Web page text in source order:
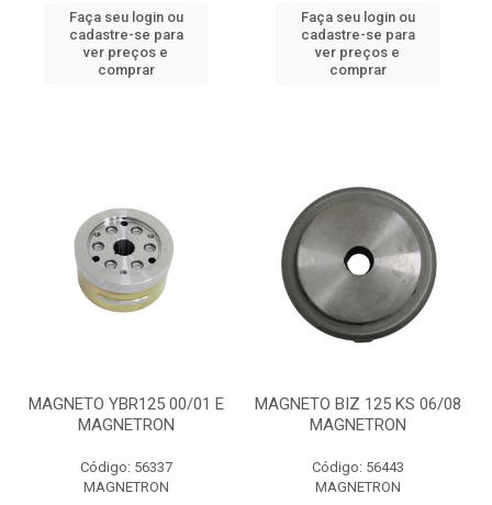
Faça seu login ou
cadastre-se para
ver preços e
comprar
Faça seu login ou
cadastre-se para
ver preços e
comprar
MAGNETO YBR125 00/01 E
MAGNETRON
Código: 56337
MAGNETRON
MAGNETO BIZ 125 KS 06/08
MAGNETRON
Código: 56443
MAGNETRON